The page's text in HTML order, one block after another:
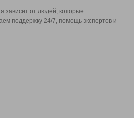
зависит от людей, которые
поддержку 24/7, помощь экспертов и